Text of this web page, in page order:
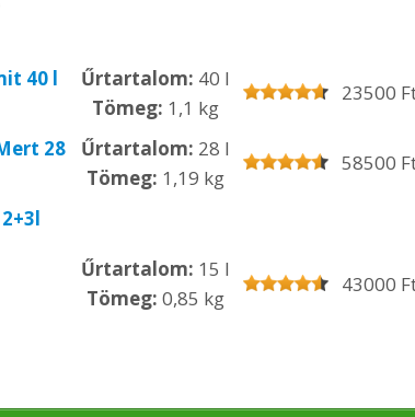
40 l Űrtartalom: 40 l
Tömeg: 1,1 kg
23500
28 Űrtartalom: 28 l
Tömeg: 1,19 kg
58500
Űrtartalom: 15 l
Tömeg: 0,85 kg
43000